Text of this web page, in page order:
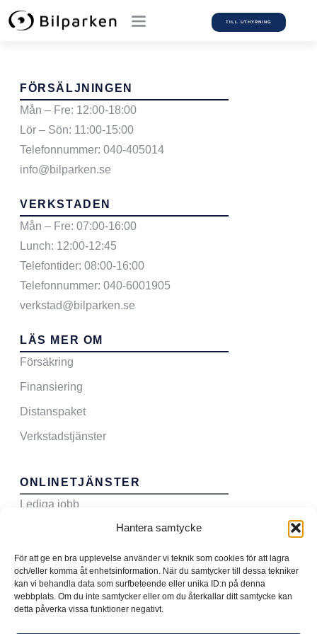
Hantera samtycke
För att ge en bra upplevelse använder vi teknik som cookies för att lagra
och/eller komma åt enhetsinformation. När du samtycker till dessa tekniker
kan vi behandla data som surfbeteende eller unika ID:n på denna
webbplats. Om du inte samtycker eller om du återkallar ditt samtycke kan
detta påverka vissa funktioner negativt.
TILL UTHYRNING
FÖRSÄLJNINGEN
Mån – Fre: 12:00-18:00
Lör – Sön: 11:00-15:00
Telefonnummer: 040-405014
info@bilparken.se
VERKSTADEN
Mån – Fre: 07:00-16:00
Lunch: 12:00-12:45
Telefontider: 08:00-16:00
Telefonnummer: 040-6001905
verkstad@bilparken.se
LÄS MER OM
Försäkring
Finansiering
Distanspaket
Verkstadstjänster
ONLINETJÄNSTER
Lediga jobb
Boka verkstadstid
Teckna serviceavtal